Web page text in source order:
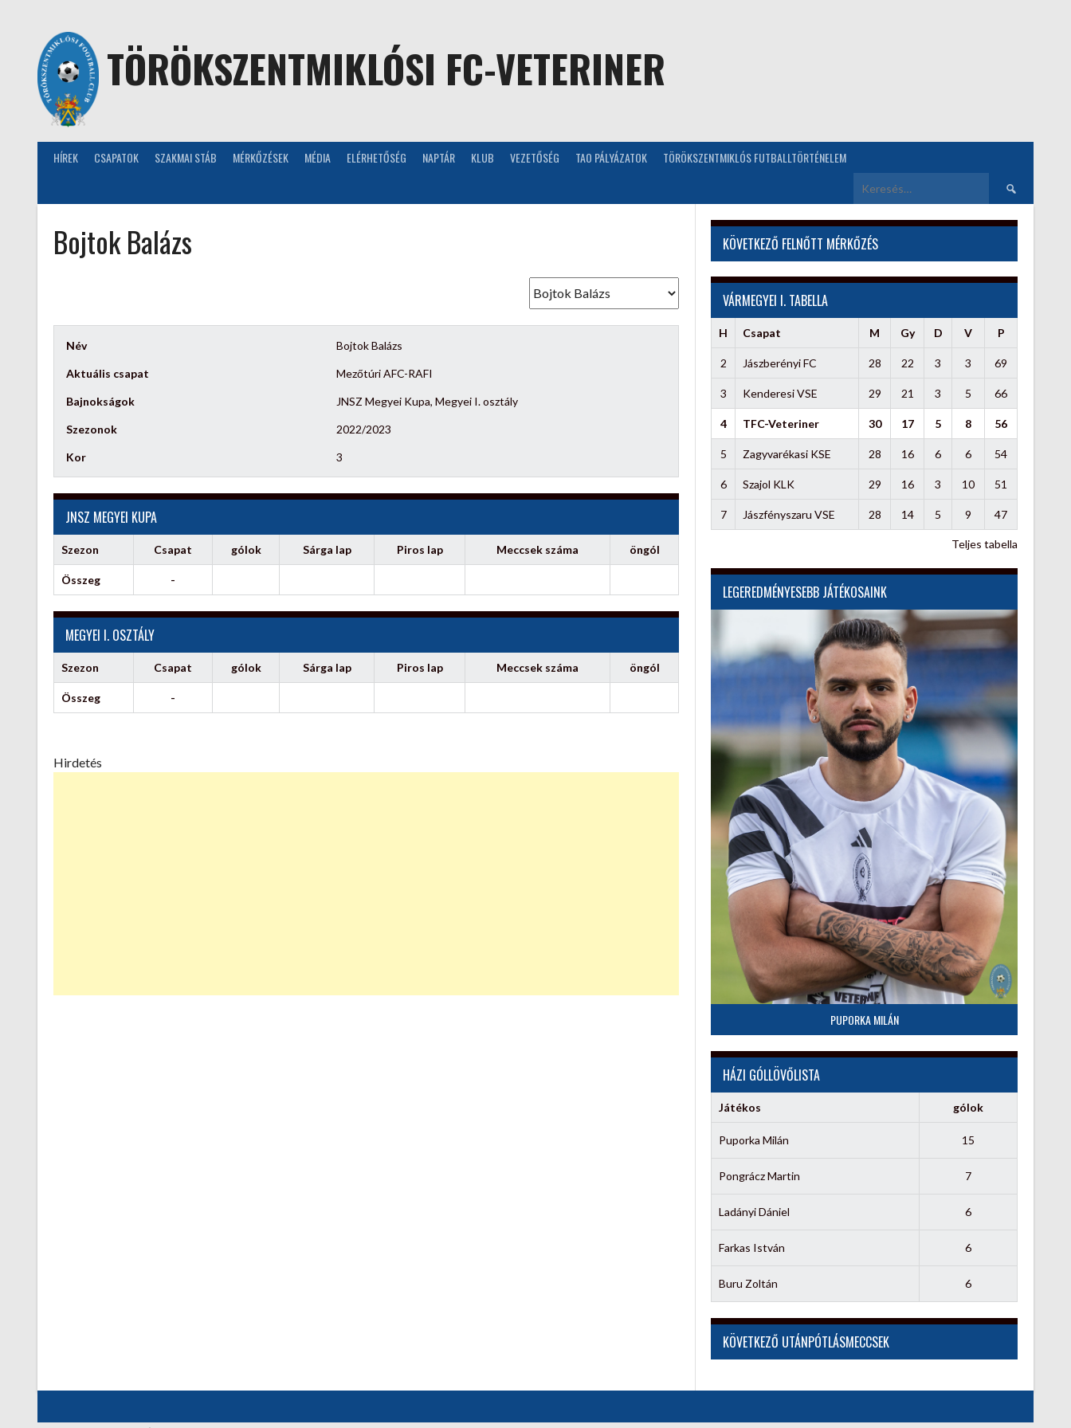
TÖRÖKSZENTMIKLÓSI FC-VETERINER
HÍREK CSAPATOK SZAKMAI STÁB MÉRKŐZÉSEK MÉDIA ELÉRHETŐSÉG NAPTÁR KLUB VEZETŐSÉG TAO PÁLYÁZATOK TÖRÖKSZENTMIKLÓS FUTBALLTÖRTÉNELEM
Keresés:
Bojtok Balázs
Név Bojtok Balázs
Aktuális csapat Mezőtúri AFC-RAFI
Bajnokságok JNSZ Megyei Kupa, Megyei I. osztály
Szezonok 2022/2023
Kor 3
JNSZ MEGYEI KUPA
Szezon Csapat gólok Sárga lap Piros lap Meccsek száma öngól
Összeg -
MEGYEI I. OSZTÁLY
Szezon Csapat gólok Sárga lap Piros lap Meccsek száma öngól
Összeg -
Hirdetés
KÖVETKEZŐ FELNŐTT MÉRKŐZÉS
VÁRMEGYEI I. TABELLA
H Csapat M Gy D V P
2 Jászberényi FC 28 22 3 3 69
3 Kenderesi VSE 29 21 3 5 66
4 TFC-Veteriner 30 17 5 8 56
5 Zagyvarékasi KSE 28 16 6 6 54
6 Szajol KLK 29 16 3 10 51
7 Jászfényszaru VSE 28 14 5 9 47
Teljes tabella
LEGEREDMÉNYESEBB JÁTÉKOSAINK
PUPORKA MILÁN
HÁZI GÓLLÖVŐLISTA
Játékos gólok
Puporka Milán 15
Pongrácz Martin 7
Ladányi Dániel 6
Farkas István 6
Buru Zoltán 6
KÖVETKEZŐ UTÁNPÓTLÁSMECCSEK